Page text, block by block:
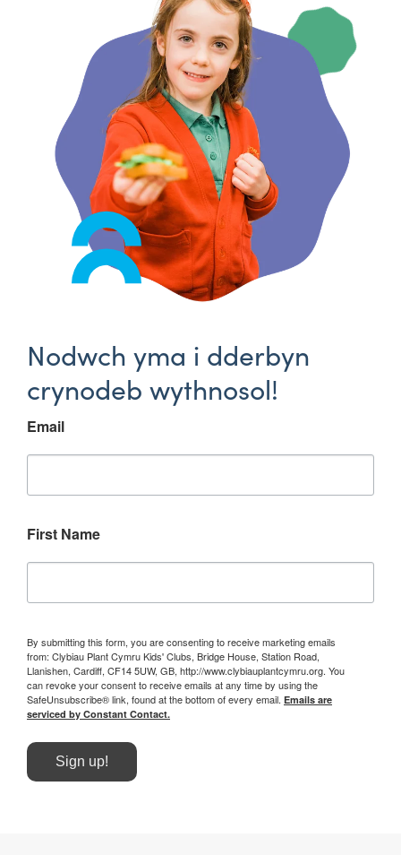
Nodwch yma i dderbyn
crynodeb wythnosol!
Email
First Name
By submitting this form, you are consenting to receive marketing emails
from: Clybiau Plant Cymru Kids' Clubs, Bridge House, Station Road,
Llanishen, Cardiff, CF14 5UW, GB, http://www.clybiauplantcymru.org. You
can revoke your consent to receive emails at any time by using the
SafeUnsubscribe® link, found at the bottom of every email. Emails are
serviced by Constant Contact.
Sign up!